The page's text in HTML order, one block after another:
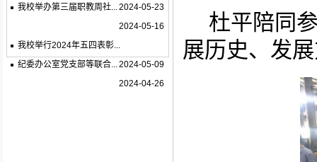
2024-05-23
我校举办第三届职教周社...
2024-05-16
我校举行2024年五四表彰...
2024-05-09
纪委办公室党支部等联合...
2024-04-26
杜平陪同
展历史、发